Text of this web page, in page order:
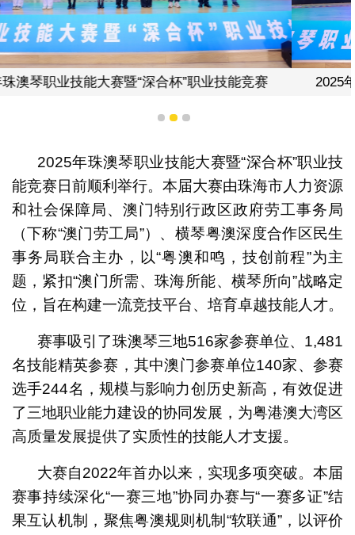
2025年珠澳琴职业技能大赛暨“深合杯”职业技能竞赛
1 2 3
2025年珠澳琴职业技能大赛暨“深合杯”职业技
能竞赛日前顺利举行。本届大赛由珠海市人力资源
和社会保障局、澳门特别行政区政府劳工事务局
（下称“澳门劳工局”）、横琴粤澳深度合作区民生
事务局联合主办，以“粤澳和鸣，技创前程”为主
题，紧扣“澳门所需、珠海所能、横琴所向”战略定
位，旨在构建一流竞技平台、培育卓越技能人才。
赛事吸引了珠澳琴三地516家参赛单位、1,481
名技能精英参赛，其中澳门参赛单位140家、参赛
选手244名，规模与影响力创历史新高，有效促进
了三地职业能力建设的协同发展，为粤港澳大湾区
高质量发展提供了实质性的技能人才支援。
大赛自2022年首办以来，实现多项突破。本届
赛事持续深化“一赛三地”协同办赛与“一赛多证”结
果互认机制，聚焦粤澳规则机制“软联通”，以评价